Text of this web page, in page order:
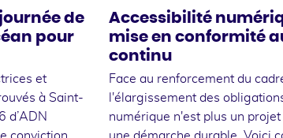
de
pour
et
à Saint-
d’ADN
Accessibilité
mise en conformité
continu
Face au renforcement du
l'élargissement des
numérique n'est plus un